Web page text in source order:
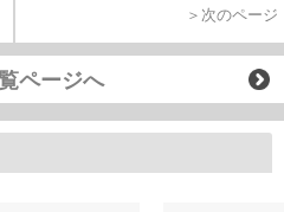
＞次のページ
ページへ